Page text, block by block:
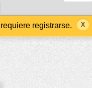
registrarse.